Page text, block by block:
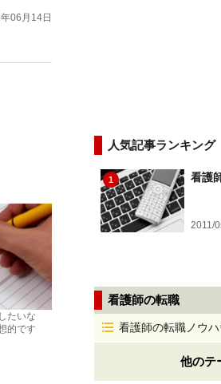
06月14日
たいな
的です
人気記事ランキング
1 看護
2011/
看護師の転職
看護師の転職ノウハ
他のテ